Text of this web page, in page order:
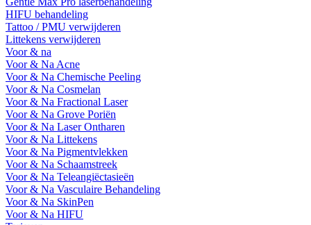
HIFU behandeling
Tattoo / PMU verwijderen
Littekens verwijderen
Voor & na
Voor & Na Acne
Voor & Na Chemische Peeling
Voor & Na Cosmelan
Voor & Na Fractional Laser
Voor & Na Grove Poriën
Voor & Na Laser Ontharen
Voor & Na Littekens
Voor & Na Pigmentvlekken
Voor & Na Schaamstreek
Voor & Na Teleangiëctasieën
Voor & Na Vasculaire Behandeling
Voor & Na SkinPen
Voor & Na HIFU